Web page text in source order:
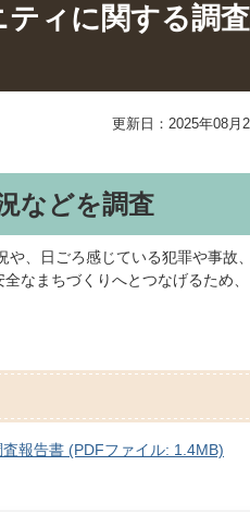
ィに関する調
更新日：2025年08月
などを調査
、日ごろ感じている犯罪や事故
なまちづくりへとつなげるため
報告書 (PDFファイル: 1.4MB)